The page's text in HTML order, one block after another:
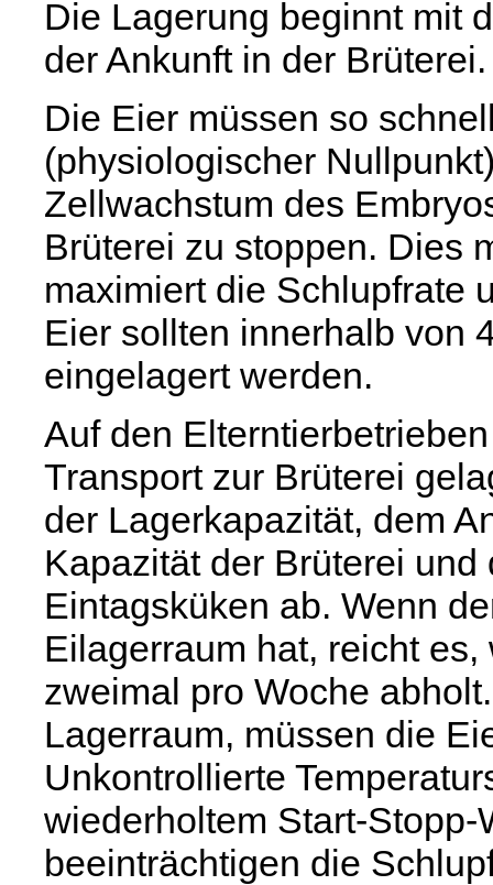
Die Lagerung beginnt mit
der Ankunft in der Brüterei.
Die Eier müssen so
(physiologischer
Zellwachstum des
Brüterei zu stoppen. Dies
maximiert die Schlupfrate
Eier sollten innerhalb von
eingelagert werden.
Auf den
Transport zur Brüterei
der Lagerkapazität, dem
Kapazität der Brüterei
Eintagsküken ab. Wenn
Eilagerraum hat, reicht
zweimal pro Woche
Lagerraum, müssen die
Unkontrollierte
wiederholtem Start-
beeinträchtigen die